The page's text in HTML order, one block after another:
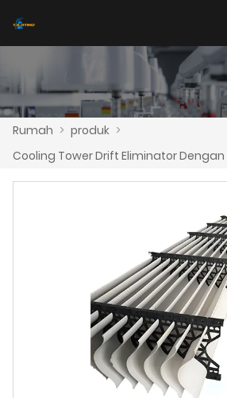
Rumah > produk >
Cooling Tower Drift Eliminator Dengan